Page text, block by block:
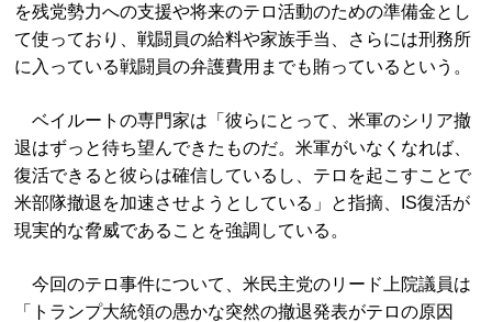
を残党勢力への支援や将来のテロ活動のための準備金とし
て使っており、戦闘員の給料や家族手当、さらには刑務所
に入っている戦闘員の弁護費用までも賄っているという。
ベイルートの専門家は「彼らにとって、米軍のシリア撤
退はずっと待ち望んできたものだ。米軍がいなくなれば、
復活できると彼らは確信しているし、テロを起こすことで
米部隊撤退を加速させようとしている」と指摘、IS復活が
現実的な脅威であることを強調している。
今回のテロ事件について、米民主党のリード上院議員は
「トランプ大統領の愚かな突然の撤退発表がテロの原因